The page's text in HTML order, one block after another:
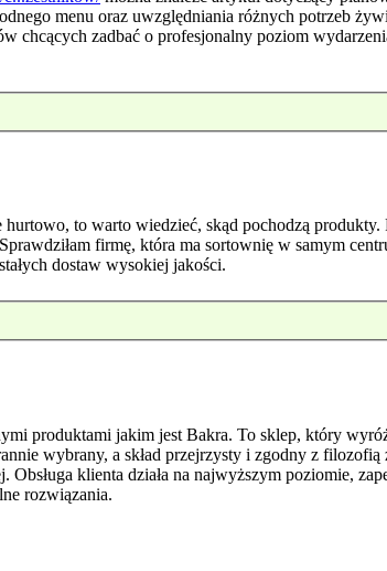
menu oraz uwzględniania różnych potrzeb
chcących zadbać o profesjonalny poziom
to warto wiedzieć, skąd pochodzą
firmę, która ma sortownię w samym
dostaw wysokiej jakości.
produktami jakim jest Bakra. To sklep, który
wybrany, a skład przejrzysty i zgodny z
Obsługa klienta działa na najwyższym poziomie,
rozwiązania.